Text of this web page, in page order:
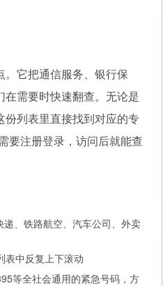
它把通信服务、银行保
需要时快速翻查。无论是
份列表里直接找到对应的专
要注册登录，访问后就能查
、铁路航空、汽车公司、外卖
表中反复上下滚动
等全社会通用的紧急号码，方